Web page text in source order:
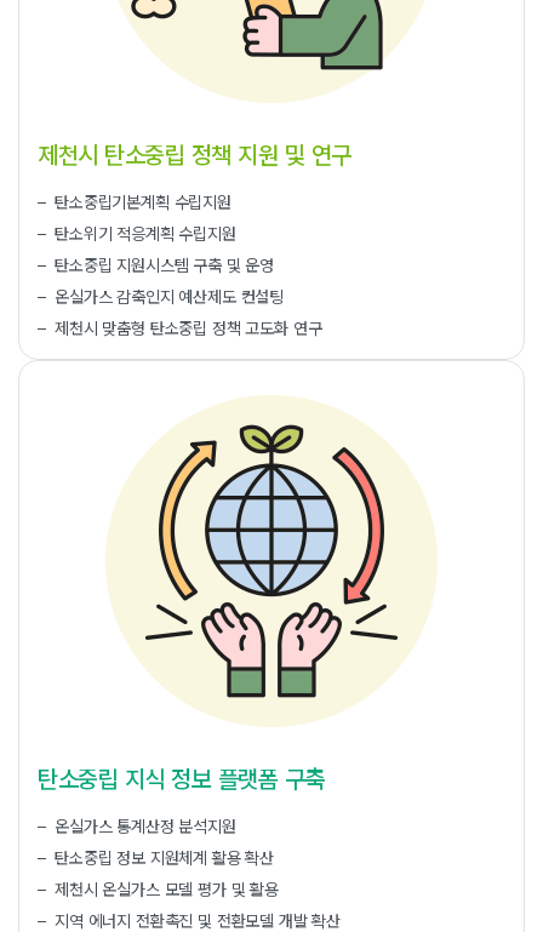
제천시 탄소중립 정책 지원 및 연구
탄소중립기본계획 수립지원
탄소위기 적응계획 수립지원
탄소중립 지원시스템 구축 및 운영
온실가스 감축인지 예산제도 컨설팅
제천시 맞춤형 탄소중립 정책 고도화 연구
탄소중립 지식 정보 플랫폼 구축
온실가스 통계산정 분석지원
탄소중립 정보 지원체계 활용 확산
제천시 온실가스 모델 평가 및 활용
지역 에너지 전환촉진 및 전환모델 개발 확산